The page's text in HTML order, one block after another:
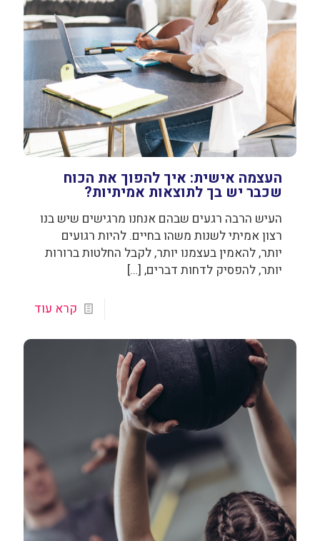
העצמה אישית: איך להפוך את הכוח
שכבר יש בך לתוצאות אמיתיות?
העיש הרבה רגעים שבהם אנחנו מרגישים שיש בנו
רצון אמיתי לשנות משהו בחיים. להיות רגועים
יותר, להאמין בעצמנו יותר, לקבל החלטות ברורות
יותר, להפסיק לדחות דברים, […]
קרא עוד